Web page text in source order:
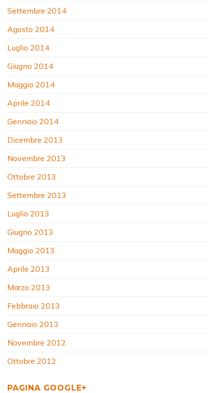
Settembre 2014
Agosto 2014
Luglio 2014
Giugno 2014
Maggio 2014
Aprile 2014
Gennaio 2014
Dicembre 2013
Novembre 2013
Ottobre 2013
Settembre 2013
Luglio 2013
Giugno 2013
Maggio 2013
Aprile 2013
Marzo 2013
Febbraio 2013
Gennaio 2013
Novembre 2012
Ottobre 2012
PAGINA GOOGLE+